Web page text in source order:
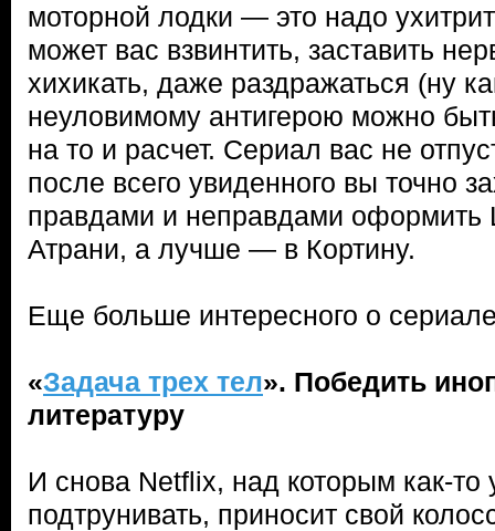
моторной лодки — это надо
может вас взвинтить, заставить
хихикать, даже раздражаться (ну
неуловимому антигерою можно
на то и расчет. Сериал вас не
после всего увиденного вы точно
правдами и неправдами оформить
Атрани, а лучше — в Кортину.
Еще больше интересного о
«Задача трех тел». Победить
литературу
И снова Netflix, над которым как-то
подтрунивать, приносит свой